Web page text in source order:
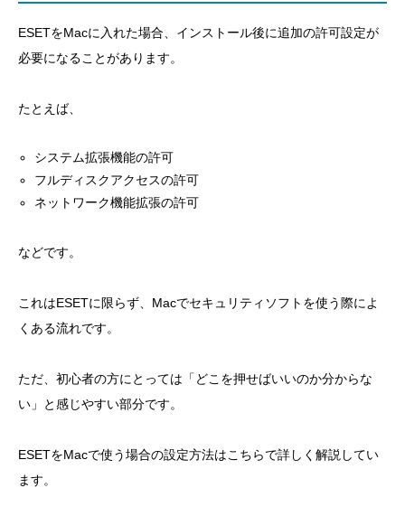
ESETをMacに入れた場合、インストール後に追加の許可設定が
必要になることがあります。
たとえば、
システム拡張機能の許可
フルディスクアクセスの許可
ネットワーク機能拡張の許可
などです。
これはESETに限らず、Macでセキュリティソフトを使う際によ
くある流れです。
ただ、初心者の方にとっては「どこを押せばいいのか分からな
い」と感じやすい部分です。
ESETをMacで使う場合の設定方法はこちらで詳しく解説してい
ます。